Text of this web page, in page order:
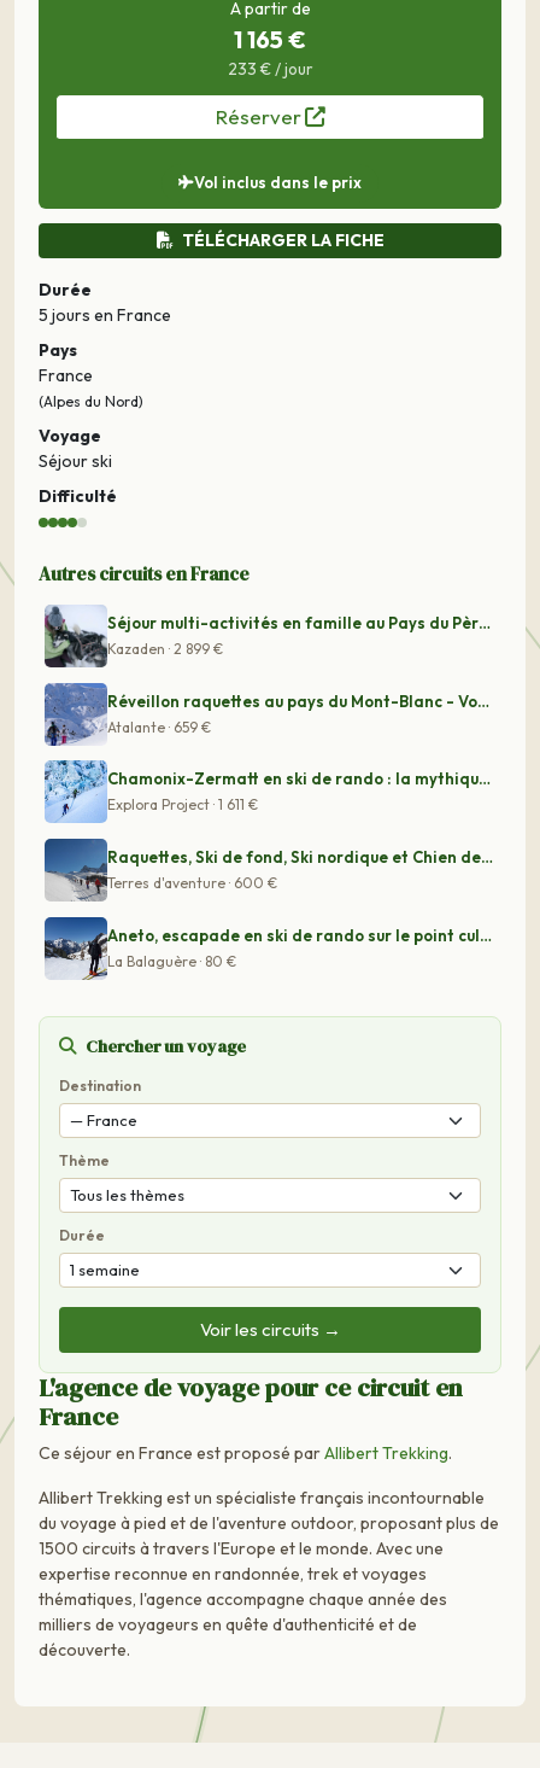
A partir de
1 165 €
233 € / jour
Réserver
Vol inclus dans le prix
TÉLÉCHARGER LA FICHE
Durée
5 jours en France
Pays
France
(Alpes du Nord)
Voyage
Séjour ski
Difficulté
Autres circuits en France
Séjour multi-activités en famille au Pays du Père Noël
Kazaden · 2 899 €
Réveillon raquettes au pays du Mont-Blanc - Voyage Alpe
Atalante · 659 €
Chamonix-Zermatt en ski de rando : la mythique haute ro
Explora Project · 1 611 €
Raquettes, Ski de fond, Ski nordique et Chien de traine
Terres d'aventure · 600 €
Aneto, escapade en ski de rando sur le point culminant
La Balaguère · 80 €
Chercher un voyage
Destination
Thème
Durée
Voir les circuits →
L'agence de voyage pour ce circuit en
France
Ce séjour en France est proposé parAllibert Trekking.
Allibert Trekking est un spécialiste français incontournable
du voyage à pied et de l'aventure outdoor, proposant plus de
1500 circuits à travers l'Europe et le monde. Avec une
expertise reconnue en randonnée, trek et voyages
thématiques, l'agence accompagne chaque année des
milliers de voyageurs en quête d'authenticité et de
découverte.